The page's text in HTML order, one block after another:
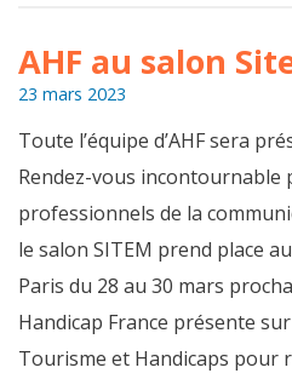
AHF au salon
23 mars 2023
Toute l’équipe d’AHF sera
Rendez-vous incontournable
professionnels de la
le salon SITEM prend place
Paris du 28 au 30 mars
Handicap France présente
Tourisme et Handicaps pour